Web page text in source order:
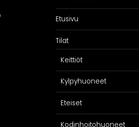
Etusivu
Tilat
Keittiöt
Kylpyhuoneet
Eteiset
Kodinhoitohuoneet